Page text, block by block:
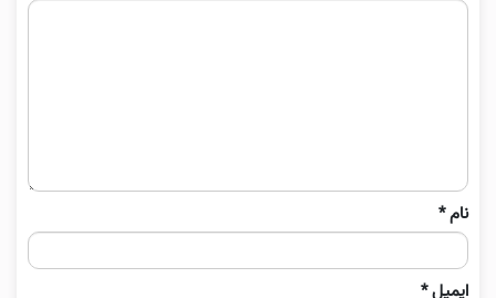
نام*
ایمیل*